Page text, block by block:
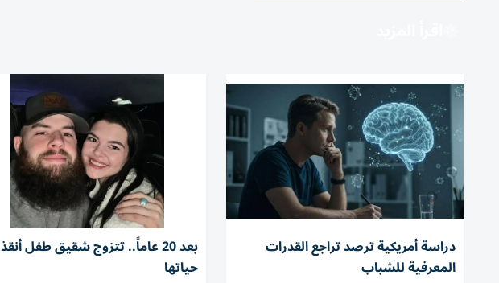
دراسة أمريكية ترصد تراجع القدرات
المعرفية للشباب
بعد 20 عاماً.. تتزوج شقيق طفل أنقذ
حياتها